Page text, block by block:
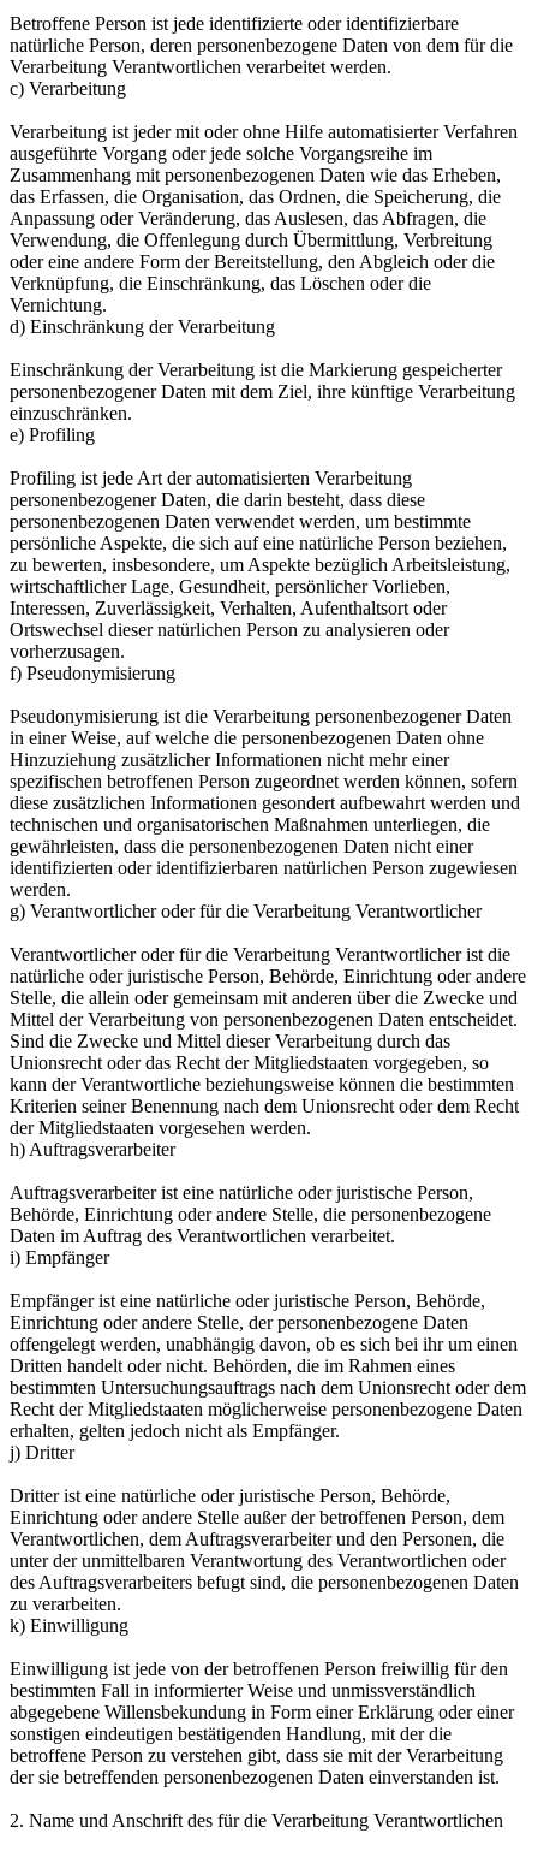
Betroffene Person ist jede identifizierte oder identifizierbare
natürliche Person, deren personenbezogene Daten von dem für die
Verarbeitung Verantwortlichen verarbeitet werden.
c) Verarbeitung
Verarbeitung ist jeder mit oder ohne Hilfe automatisierter Verfahren
ausgeführte Vorgang oder jede solche Vorgangsreihe im
Zusammenhang mit personenbezogenen Daten wie das Erheben,
das Erfassen, die Organisation, das Ordnen, die Speicherung, die
Anpassung oder Veränderung, das Auslesen, das Abfragen, die
Verwendung, die Offenlegung durch Übermittlung, Verbreitung
oder eine andere Form der Bereitstellung, den Abgleich oder die
Verknüpfung, die Einschränkung, das Löschen oder die
Vernichtung.
d) Einschränkung der Verarbeitung
Einschränkung der Verarbeitung ist die Markierung gespeicherter
personenbezogener Daten mit dem Ziel, ihre künftige Verarbeitung
einzuschränken.
e) Profiling
Profiling ist jede Art der automatisierten Verarbeitung
personenbezogener Daten, die darin besteht, dass diese
personenbezogenen Daten verwendet werden, um bestimmte
persönliche Aspekte, die sich auf eine natürliche Person beziehen,
zu bewerten, insbesondere, um Aspekte bezüglich Arbeitsleistung,
wirtschaftlicher Lage, Gesundheit, persönlicher Vorlieben,
Interessen, Zuverlässigkeit, Verhalten, Aufenthaltsort oder
Ortswechsel dieser natürlichen Person zu analysieren oder
vorherzusagen.
f) Pseudonymisierung
Pseudonymisierung ist die Verarbeitung personenbezogener Daten
in einer Weise, auf welche die personenbezogenen Daten ohne
Hinzuziehung zusätzlicher Informationen nicht mehr einer
spezifischen betroffenen Person zugeordnet werden können, sofern
diese zusätzlichen Informationen gesondert aufbewahrt werden und
technischen und organisatorischen Maßnahmen unterliegen, die
gewährleisten, dass die personenbezogenen Daten nicht einer
identifizierten oder identifizierbaren natürlichen Person zugewiesen
werden.
g) Verantwortlicher oder für die Verarbeitung Verantwortlicher
Verantwortlicher oder für die Verarbeitung Verantwortlicher ist die
natürliche oder juristische Person, Behörde, Einrichtung oder andere
Stelle, die allein oder gemeinsam mit anderen über die Zwecke und
Mittel der Verarbeitung von personenbezogenen Daten entscheidet.
Sind die Zwecke und Mittel dieser Verarbeitung durch das
Unionsrecht oder das Recht der Mitgliedstaaten vorgegeben, so
kann der Verantwortliche beziehungsweise können die bestimmten
Kriterien seiner Benennung nach dem Unionsrecht oder dem Recht
der Mitgliedstaaten vorgesehen werden.
h) Auftragsverarbeiter
Auftragsverarbeiter ist eine natürliche oder juristische Person,
Behörde, Einrichtung oder andere Stelle, die personenbezogene
Daten im Auftrag des Verantwortlichen verarbeitet.
i) Empfänger
Empfänger ist eine natürliche oder juristische Person, Behörde,
Einrichtung oder andere Stelle, der personenbezogene Daten
offengelegt werden, unabhängig davon, ob es sich bei ihr um einen
Dritten handelt oder nicht. Behörden, die im Rahmen eines
bestimmten Untersuchungsauftrags nach dem Unionsrecht oder dem
Recht der Mitgliedstaaten möglicherweise personenbezogene Daten
erhalten, gelten jedoch nicht als Empfänger.
j) Dritter
Dritter ist eine natürliche oder juristische Person, Behörde,
Einrichtung oder andere Stelle außer der betroffenen Person, dem
Verantwortlichen, dem Auftragsverarbeiter und den Personen, die
unter der unmittelbaren Verantwortung des Verantwortlichen oder
des Auftragsverarbeiters befugt sind, die personenbezogenen Daten
zu verarbeiten.
k) Einwilligung
Einwilligung ist jede von der betroffenen Person freiwillig für den
bestimmten Fall in informierter Weise und unmissverständlich
abgegebene Willensbekundung in Form einer Erklärung oder einer
sonstigen eindeutigen bestätigenden Handlung, mit der die
betroffene Person zu verstehen gibt, dass sie mit der Verarbeitung
der sie betreffenden personenbezogenen Daten einverstanden ist.
2. Name und Anschrift des für die Verarbeitung Verantwortlichen